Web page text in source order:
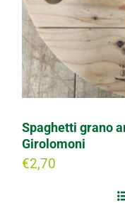
Spaghetti grano
Girolomoni
€2,70